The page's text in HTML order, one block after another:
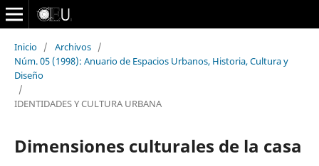
Inicio / Archivos /
Núm. 05 (1998): Anuario de Espacios Urbanos, Historia, Cultura y
Diseño
/
IDENTIDADES Y CULTURA URBANA
Dimensiones culturales de la casa